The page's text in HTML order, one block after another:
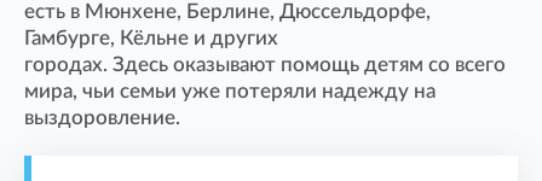
есть в Мюнхене, Берлине, Дюссельдорфе,
Гамбурге, Кёльне и других
городах. Здесь оказывают помощь детям со всего
мира, чьи семьи уже потеряли надежду на
выздоровление.